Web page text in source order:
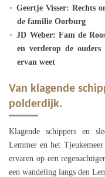
Geertje Visser: Rechts
de familie Oorburg
JD Weber: Fam de
en verderop de
ervan weet
Van klagende
polderdijk.
Klagende schippers en
Lemmer en het
ervaren op een
een wandeling langs den